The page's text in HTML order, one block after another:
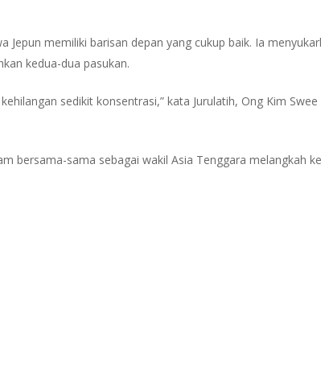
memiliki barisan depan yang cukup baik. Ia
kedua-dua pasukan.
sedikit konsentrasi,” kata Jurulatih, Ong Kim
bersama-sama sebagai wakil Asia Tenggara melangkah